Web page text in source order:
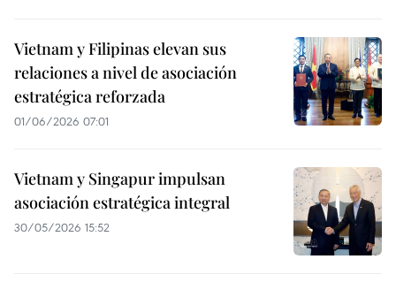
Vietnam y Filipinas elevan sus
relaciones a nivel de asociación
estratégica reforzada
01/06/2026 07:01
Vietnam y Singapur impulsan
asociación estratégica integral
30/05/2026 15:52